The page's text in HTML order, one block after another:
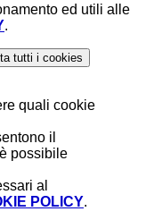
ed utili alle
.
tutti i cookies
quali cookie
il
possibile
al
POLICY.